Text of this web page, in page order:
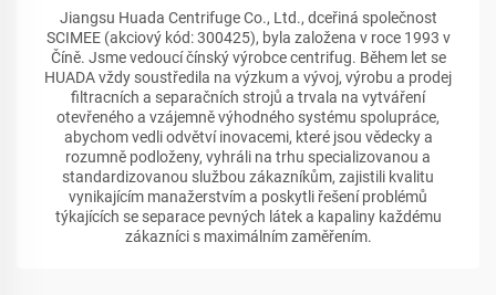
Jiangsu Huada Centrifuge Co., Ltd., dceřiná společnost
SCIMEE (akciový kód: 300425), byla založena v roce 1993 v
Číně. Jsme vedoucí čínský výrobce centrifug. Během let se
HUADA vždy soustředila na výzkum a vývoj, výrobu a prodej
filtracních a separačních strojů a trvala na vytváření
otevřeného a vzájemně výhodného systému spolupráce,
abychom vedli odvětví inovacemi, které jsou vědecky a
rozumně podloženy, vyhráli na trhu specializovanou a
standardizovanou službou zákazníkům, zajistili kvalitu
vynikajícím manažerstvím a poskytli řešení problémů
týkajících se separace pevných látek a kapaliny každému
zákazníci s maximálním zaměřením.